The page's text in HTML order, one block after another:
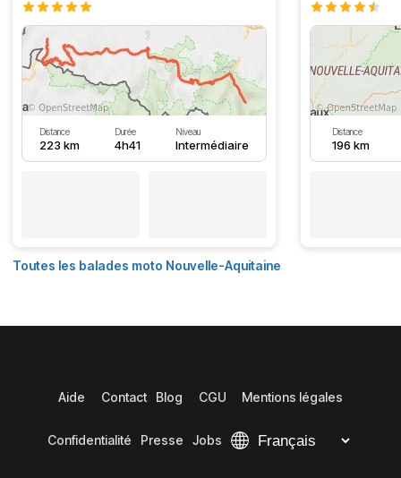
Distance
223 km
Durée
4h41
Niveau
Intermédiaire
Distance
196 km
Toutes les balades moto Nouvelle-Aquitaine
Aide Contact Blog CGU Mentions légales
Confidentialité Presse Jobs